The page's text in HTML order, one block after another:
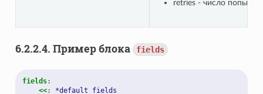
retries - число
6.2.2.4. Пример блока fields
fields:
<<:
*default_fields